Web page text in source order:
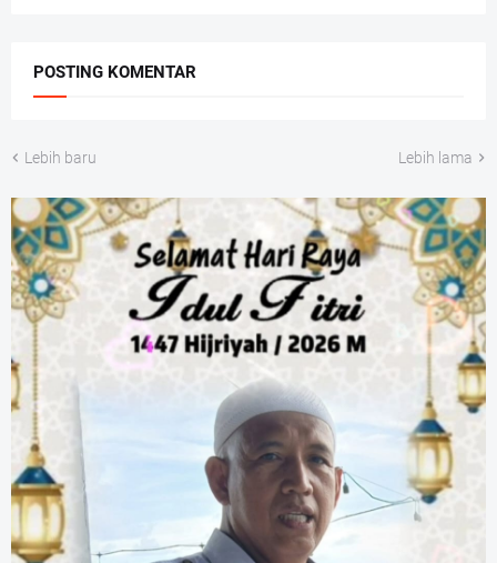
POSTING KOMENTAR
Lebih baru Lebih lama